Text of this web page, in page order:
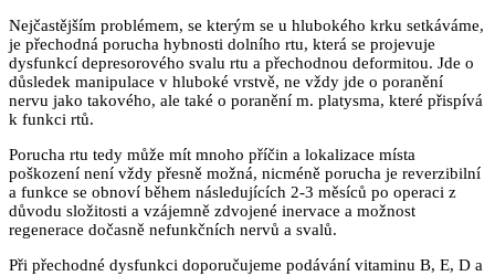
Nejčastějším problémem, se kterým se u hlubokého krku setkáváme,
je přechodná porucha hybnosti dolního rtu, která se projevuje
dysfunkcí depresorového svalu rtu a přechodnou deformitou. Jde o
důsledek manipulace v hluboké vrstvě, ne vždy jde o poranění
nervu jako takového, ale také o poranění m. platysma, které přispívá
k funkci rtů.
Porucha rtu tedy může mít mnoho příčin a lokalizace místa
poškození není vždy přesně možná, nicméně porucha je reverzibilní
a funkce se obnoví během následujících 2-3 měsíců po operaci z
důvodu složitosti a vzájemně zdvojené inervace a možnost
regenerace dočasně nefunkčních nervů a svalů.
Při přechodné dysfunkci doporučujeme podávání vitaminu B, E, D a